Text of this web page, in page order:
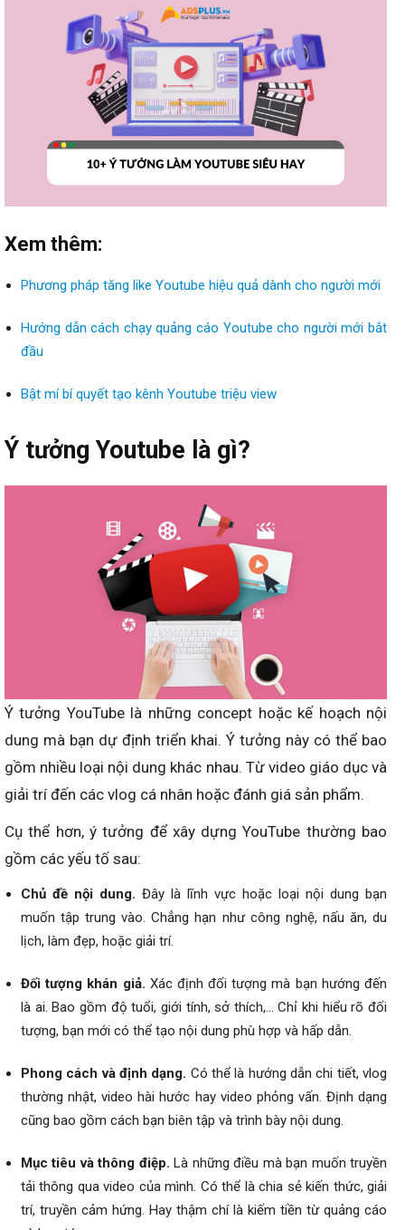
Xem thêm:
Phương pháp tăng like Youtube hiệu quả dành cho người mới
Hướng dẫn cách chạy quảng cáo Youtube cho người mới bắt
đầu
Bật mí bí quyết tạo kênh Youtube triệu view
Ý tưởng Youtube là gì?
Ý tưởng YouTube là những concept hoặc kế hoạch nội
dung mà bạn dự định triển khai. Ý tưởng này có thể bao
gồm nhiều loại nội dung khác nhau. Từ video giáo dục và
giải trí đến các vlog cá nhân hoặc đánh giá sản phẩm.
Cụ thể hơn, ý tưởng để xây dựng YouTube thường bao
gồm các yếu tố sau:
Chủ đề nội dung. Đây là lĩnh vực hoặc loại nội dung bạn
muốn tập trung vào. Chẳng hạn như công nghệ, nấu ăn, du
lịch, làm đẹp, hoặc giải trí.
Đối tượng khán giả. Xác định đối tượng mà bạn hướng đến
là ai. Bao gồm độ tuổi, giới tính, sở thích,… Chỉ khi hiểu rõ đối
tượng, bạn mới có thể tạo nội dung phù hợp và hấp dẫn.
Phong cách và định dạng. Có thể là hướng dẫn chi tiết, vlog
thường nhật, video hài hước hay video phỏng vấn. Định dạng
cũng bao gồm cách bạn biên tập và trình bày nội dung.
Mục tiêu và thông điệp. Là những điều mà bạn muốn truyền
tải thông qua video của mình. Có thể là chia sẻ kiến thức, giải
trí, truyền cảm hứng. Hay thậm chí là kiếm tiền từ quảng cáo